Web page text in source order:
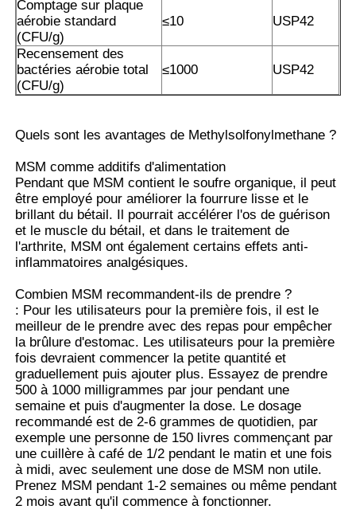
Cristaux purs de MSM
Comptage sur plaque
aérobie standard
(CFU/g)
≤10 USP42
Recensement des
bactéries aérobie total
(CFU/g)
≤1000 USP42
Quels sont les avantages de Methylsolfonylmethane ?
MSM comme additifs d'alimentation
Pendant que MSM contient le soufre organique, il peut
être employé pour améliorer la fourrure lisse et le
brillant du bétail. Il pourrait accélérer l'os de guérison
et le muscle du bétail, et dans le traitement de
l'arthrite, MSM ont également certains effets anti-
inflammatoires analgésiques.
Combien MSM recommandent-ils de prendre ?
: Pour les utilisateurs pour la première fois, il est le
meilleur de le prendre avec des repas pour empêcher
la brûlure d'estomac. Les utilisateurs pour la première
fois devraient commencer la petite quantité et
graduellement puis ajouter plus. Essayez de prendre
500 à 1000 milligrammes par jour pendant une
semaine et puis d'augmenter la dose. Le dosage
recommandé est de 2-6 grammes de quotidien, par
exemple une personne de 150 livres commençant par
une cuillère à café de 1/2 pendant le matin et une fois
à midi, avec seulement une dose de MSM non utile.
Prenez MSM pendant 1-2 semaines ou même pendant
2 mois avant qu'il commence à fonctionner.